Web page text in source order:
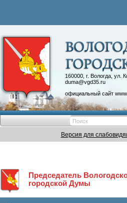
160000, г. Вологда, ул.
duma@vgd35.ru
официальный сайт
Контакты
Депутатские
Версия для
Председатель
городской Думы